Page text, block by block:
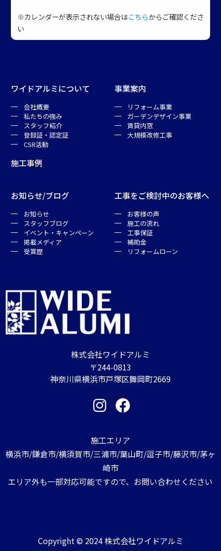
※カレンダーが表示されない場合はこちらからご確認くださ
い
ワイドアルミについて
会社概要
私たちの強み
スタッフ紹介
登録証・認定証
CSR活動
施工事例
事業案内
リフォーム事業
ガーデンデザイン事業
賃貸内窓
大規模改修工事
お知らせ/ブログ
お知らせ
スタッフブログ
イベント・キャンペーン
掲載メディア
受賞歴
工事をご検討中のお客様へ
お客様の声
施工の流れ
工事保証
補助金
リフォームローン
株式会社ワイドアルミ
〒244-0813
神奈川県横浜市戸塚区舞岡町2669
施工エリア
横浜市/鎌倉市/横須賀市/三浦市/葉山町/逗子市/藤沢市/茅ヶ
崎市
エリア外も一部対応可能ですので、お問い合わせください
Copyright © 2024 株式会社ワイドアルミ